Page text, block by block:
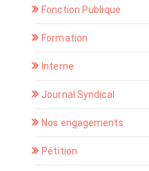
Fonction Publique
Formation
Interne
Journal Syndical
Nos engagements
Pétition